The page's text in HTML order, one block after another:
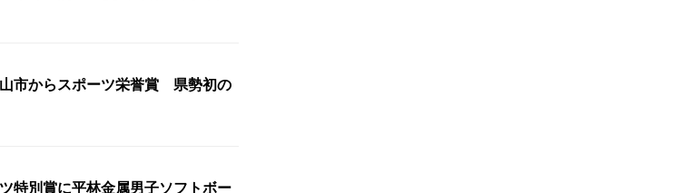
市からスポーツ栄誉賞 県勢初の
特別賞に平林金属男子ソフトボー